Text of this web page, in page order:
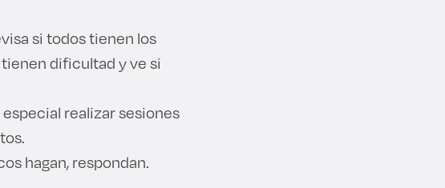
si todos tienen los
dificultad y ve si
realizar sesiones
hagan, respondan.